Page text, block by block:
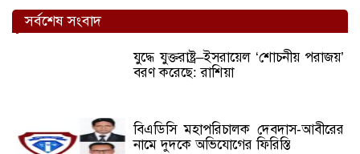
সর্বশেষ সংবাদ
যুদ্ধে যুক্তরাষ্ট্র–ইসরায়েল ‘শোচনীয় পরাজয়’
বরণ করেছে: রাশিয়া
বিএডিসি মহাপরিচালক দেবদাস-আবীরের
নামে দুদকে অভিযোগের ফিরিস্তি